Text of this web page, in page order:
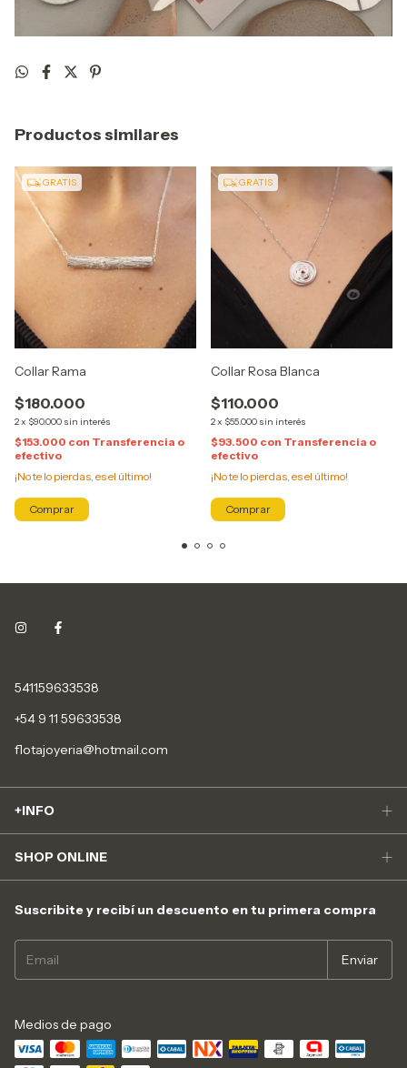
Productos similares
GRATIS
Collar Rama
$180.000
2x $90.000 sin interés
$153.000 con Transferencia o
efectivo
¡No te lo pierdas, es el último!
GRATIS
Collar Rosa Blanca
$110.000
2x $55.000 sin interés
$93.500 con Transferencia o
efectivo
¡No te lo pierdas, es el último!
541159633538
+54 9 11 59633538
flotajoyeria@hotmail.com
+INFO
SHOP ONLINE
Suscribite y recibí un descuento en tu primera compra
Medios de pago